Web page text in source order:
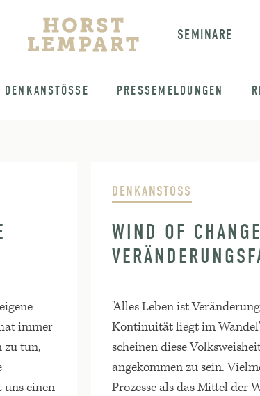
SEMINARE
DENKANSTÖSSE PRESSEMELDUNGEN
immer
zu tun,
einen
DENKANSTOSS
WIND OF
"Alles Leben ist
Kontinuität liegt im
scheinen diese
angekommen zu sein.
Prozesse als das Mittel der